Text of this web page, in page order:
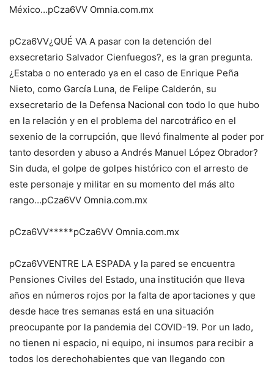
México…pCza6VV Omnia.com.mx
pCza6VV¿QUÉ VA A pasar con la detención del
exsecretario Salvador Cienfuegos?, es la gran pregunta.
¿Estaba o no enterado ya en el caso de Enrique Peña
Nieto, como García Luna, de Felipe Calderón, su
exsecretario de la Defensa Nacional con todo lo que hubo
en la relación y en el problema del narcotráfico en el
sexenio de la corrupción, que llevó finalmente al poder por
tanto desorden y abuso a Andrés Manuel López Obrador?
Sin duda, el golpe de golpes histórico con el arresto de
este personaje y militar en su momento del más alto
rango…pCza6VV Omnia.com.mx
pCza6VV*****pCza6VV Omnia.com.mx
pCza6VVENTRE LA ESPADA y la pared se encuentra
Pensiones Civiles del Estado, una institución que lleva
años en números rojos por la falta de aportaciones y que
desde hace tres semanas está en una situación
preocupante por la pandemia del COVID-19. Por un lado,
no tienen ni espacio, ni equipo, ni insumos para recibir a
todos los derechohabientes que van llegando con